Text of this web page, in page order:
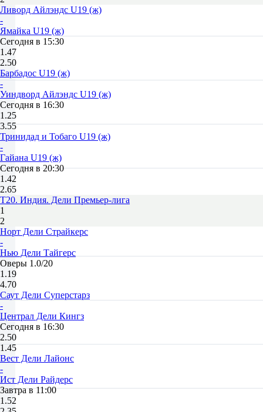
Ливорд Айлэндс U19 (ж)
-
Ямайка U19 (ж)
Сегодня в 15:30
1.47
2.50
Барбадос U19 (ж)
-
Уиндворд Айлэндс U19 (ж)
Сегодня в 16:30
1.25
3.55
Тринидад и Тобаго U19 (ж)
-
Гайана U19 (ж)
Сегодня в 20:30
1.42
2.65
T20. Индия. Дели Премьер-лига
1
2
Норт Дели Страйкерс
-
Нью Дели Тайгерс
Оверы 1.0/20
1.19
4.70
Саут Дели Суперстарз
-
Централ Дели Кингз
Сегодня в 16:30
2.50
1.45
Вест Дели Лайонс
-
Ист Дели Райдерс
Завтра в 11:00
1.52